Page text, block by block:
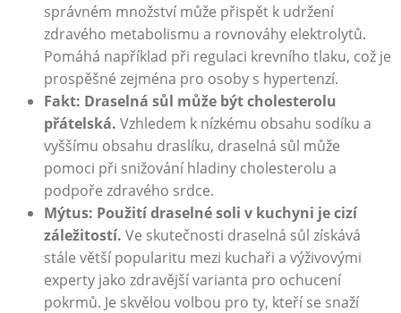
správném množství může přispět k udržení
zdravého metabolismu a rovnováhy elektrolytů.
Pomáhá například při regulaci krevního tlaku, což je
prospěšné zejména pro osoby s hypertenzí.
Fakt: Draselná sůl může být cholesterolu
přátelská. Vzhledem k nízkému obsahu sodíku a
vyššímu obsahu draslíku, draselná sůl může
pomoci při snižování hladiny cholesterolu a
podpoře zdravého srdce.
Mýtus: Použití draselné soli v kuchyni je cizí
záležitostí. Ve skutečnosti draselná sůl získává
stále větší popularitu mezi kuchaři a výživovými
experty jako zdravější varianta pro ochucení
pokrmů. Je skvělou volbou pro ty, kteří se snaží